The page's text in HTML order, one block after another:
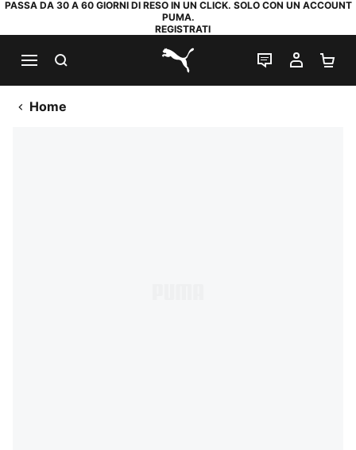
PASSA DA 30 A 60 GIORNI DI RESO IN UN CLICK. SOLO CON UN ACCOUNT
PUMA.
REGISTRATI
PUMA.com
CHAT IL MIO
Home